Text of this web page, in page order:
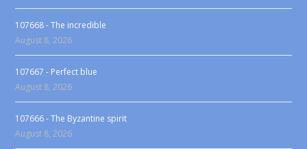
107668 - The incredible
August 8, 2026
107667 - Perfect blue
August 8, 2026
107666 - The Byzantine spirit
August 8, 2026